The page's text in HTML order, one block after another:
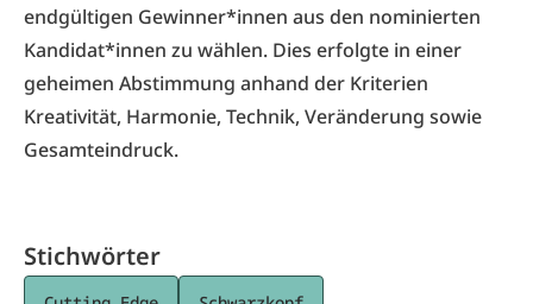
endgültigen Gewinner*innen aus den nominierten
Kandidat*innen zu wählen. Dies erfolgte in einer
geheimen Abstimmung anhand der Kriterien
Kreativität, Harmonie, Technik, Veränderung sowie
Gesamteindruck.
Stichwörter